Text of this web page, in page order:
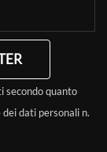
secondo quanto
dati personali n.